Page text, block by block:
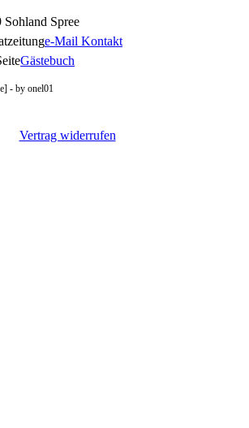
Sohland Spree
e-Mail KontaktOpens
Gästebuch
- by onel01
Vertrag widerrufen